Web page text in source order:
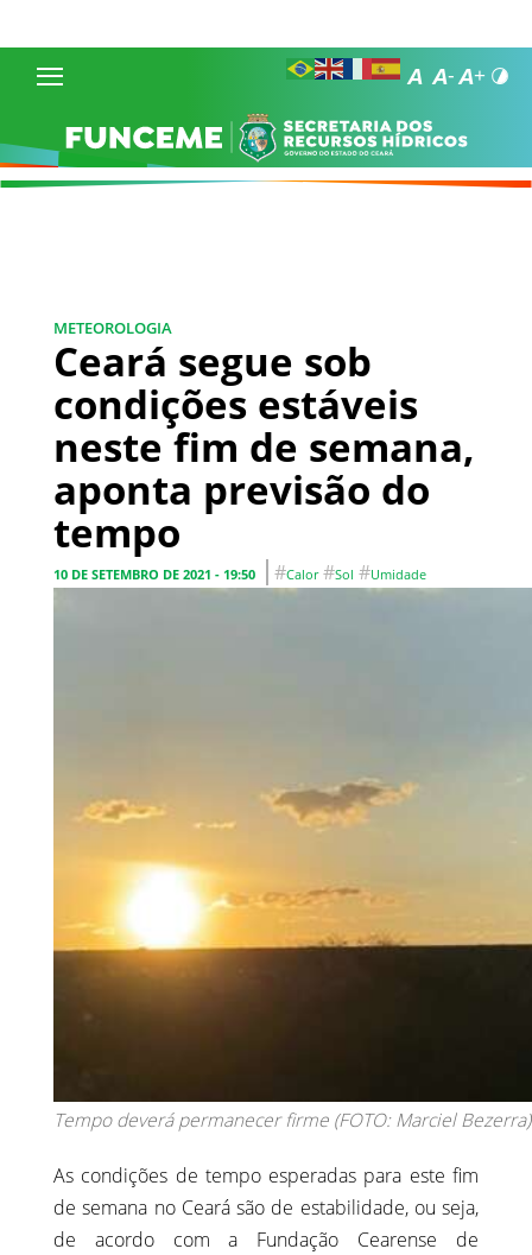
METEOROLOGIA
Ceará segue sob
condições estáveis
neste fim de semana,
aponta previsão do
tempo
10 DE SETEMBRO DE 2021 - 19:50 #Calor#Sol #Umidade
Tempo deverá permanecer firme (FOTO: Marciel Bezerra)
As condições de tempo esperadas para este fim
de semana no Ceará são de estabilidade, ou seja,
de acordo com a Fundação Cearense de